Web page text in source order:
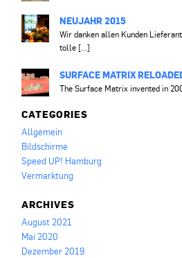
NEUJAHR 2015
Wir danken allen Kunden
tolle [...]
SURFACE MATRIX
The Surface Matrix invented in
CATEGORIES
Allgemein
Bildschirme
Speed UP! Hamburg
Vermarktung
ARCHIVES
August 2021
Mai 2020
Dezember 2019